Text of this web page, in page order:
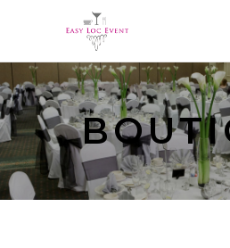
Panneau de gestion des cookies